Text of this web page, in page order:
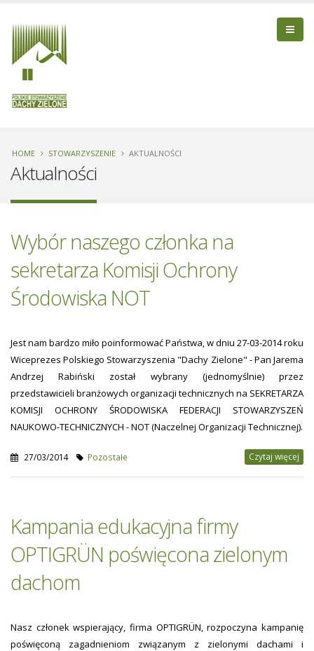
HOME STOWARZYSZENIE AKTUALNOŚCI
Aktualności
Wybór naszego członka na
sekretarza Komisji Ochrony
Środowiska NOT
Jest nam bardzo miło poinformować Państwa, w dniu 27-03-2014 roku
Wiceprezes Polskiego Stowarzyszenia "Dachy Zielone" - Pan Jarema
Andrzej Rabiński został wybrany (jednomyślnie) przez
przedstawicieli branżowych organizacji technicznych na SEKRETARZA
KOMISJI OCHRONY ŚRODOWISKA FEDERACJI STOWARZYSZEŃ
NAUKOWO-TECHNICZNYCH - NOT (Naczelnej Organizacji Technicznej).
27/03/2014 Pozostałe Czytaj więcej
Kampania edukacyjna firmy
OPTIGRÜN poświęcona zielonym
dachom
Nasz członek wspierający, firma OPTIGRÜN, rozpoczyna kampanię
poświęconą zagadnieniom związanym z zielonymi dachami i